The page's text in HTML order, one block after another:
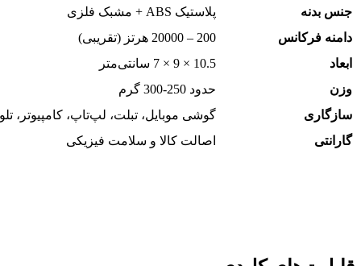
پلاستیک ABS + مشبک فلزی
فرکانس
گوشی موبایل، تبلت، لپ‌تاپ، کامپیوتر، تلویزیون
اصالت کالا و سلامت فیزیکی